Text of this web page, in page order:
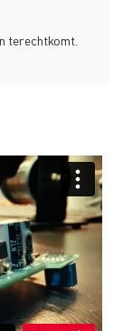
terechtkomt.